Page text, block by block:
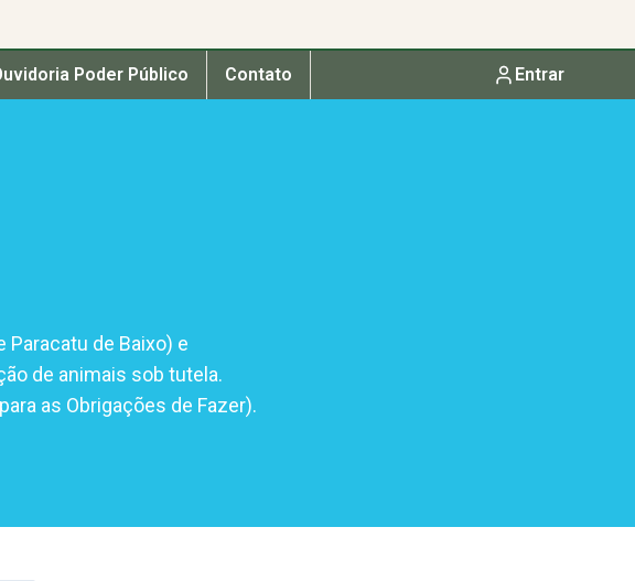
Poder Público Contato Entrar
de Baixo) e
de animais sob tutela.
as Obrigações de Fazer).